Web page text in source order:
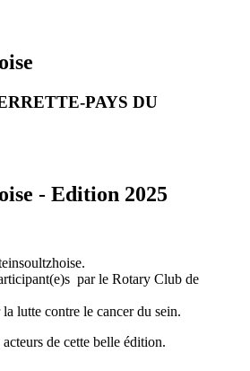
PAYS DU
- Edition 2025
par le Rotary Club de
lutte contre le cancer du sein.
de cette belle édition.